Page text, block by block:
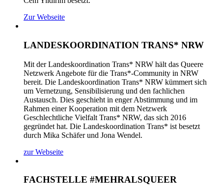
Zur Webseite
LANDESKOORDINATION TRANS* NRW
Mit der Landeskoordination Trans* NRW hält das Queere
Netzwerk Angebote für die Trans*-Community in NRW
bereit. Die Landeskoordination Trans* NRW kümmert sich
um Vernetzung, Sensibilisierung und den fachlichen
Austausch. Dies geschieht in enger Abstimmung und im
Rahmen einer Kooperation mit dem Netzwerk
Geschlechtliche Vielfalt Trans* NRW, das sich 2016
gegründet hat. Die Landeskoordination Trans* ist besetzt
durch Mika Schäfer und Jona Wendel.
zur Webseite
FACHSTELLE #MEHRALSQUEER